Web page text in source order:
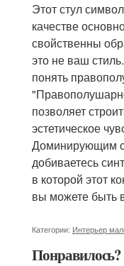
Этот стул
качестве
свойственны
это не ваш
понять
позволяет
эстетическое
Доминирующим
добиваетесь
в которой этот
вы можете быть
Категории: Интерьер
Понравилось?